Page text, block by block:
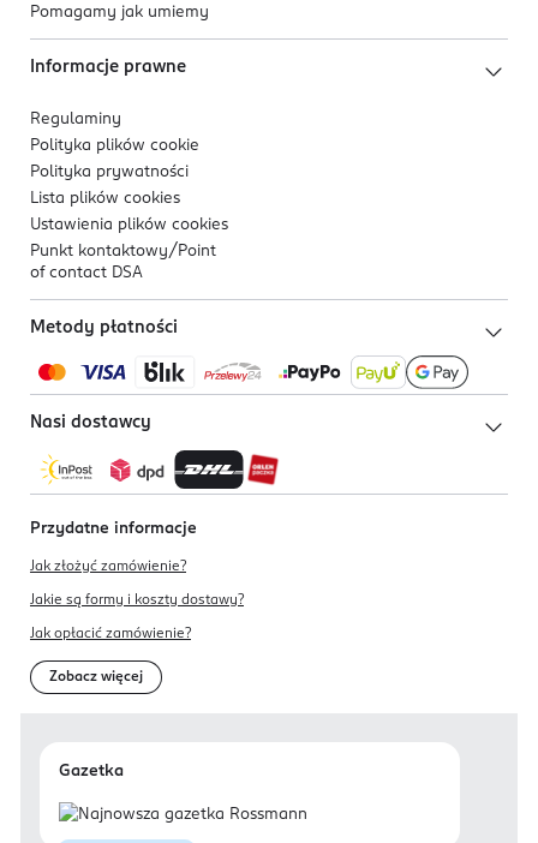
Pomagamy jak umiemy
Informacje prawne
Regulaminy
Polityka plików cookie
Polityka prywatności
Lista plików cookies
Ustawienia plików cookies
Punkt kontaktowy/ Point
of contact DSA
Metody płatności
Nasi dostawcy
Przydatne informacje
Jak złożyć zamówienie?
Jakie są formy i koszty dostawy?
Jak opłacić zamówienie?
Zobacz więcej
Gazetka